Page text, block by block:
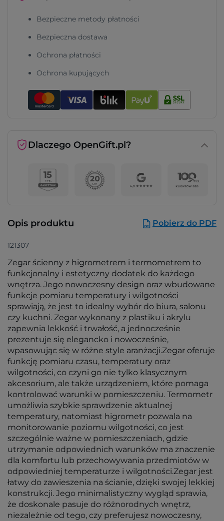
Bezpieczne metody płatności
Bezpieczna dostawa
Ochrona płatności
Ochrona kupujących
Dlaczego OpenGift.pl?
Opis produktu Pobierz do PDF
121307
Zegar ścienny z higrometrem i termometrem to
funkcjonalny i estetyczny dodatek do każdego
wnętrza. Jego nowoczesny design oraz wbudowane
funkcje pomiaru temperatury i wilgotności
sprawiają, że jest to idealny wybór do biura, salonu
czy kuchni. Zegar wykonany z plastiku i akrylu
zapewnia lekkość i trwałość, a jednocześnie
prezentuje się elegancko i nowocześnie,
wpasowując się w różne style aranżacji.Zegar oferuje
funkcję pomiaru czasu, temperatury oraz
wilgotności, co czyni go nie tylko klasycznym
akcesorium, ale także urządzeniem, które pomaga
kontrolować warunki w pomieszczeniu. Termometr
umożliwia szybkie sprawdzenie aktualnej
temperatury, natomiast higrometr pozwala na
monitorowanie poziomu wilgotności, co jest
szczególnie ważne w pomieszczeniach, gdzie
utrzymanie odpowiednich warunków ma znaczenie
dla komfortu lub przechowywania przedmiotów w
odpowiedniej temperaturze i wilgotności.Zegar jest
łatwy do zawieszenia na ścianie, dzięki swojej lekkiej
konstrukcji. Jego minimalistyczny wygląd sprawia,
że doskonale pasuje do różnorodnych wnętrz,
niezależnie od tego, czy preferujesz nowoczesny,